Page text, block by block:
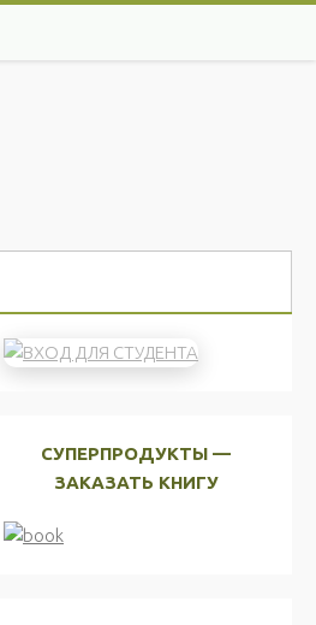
СУПЕРПРОДУКТЫ —
ЗАКАЗАТЬ КНИГУ